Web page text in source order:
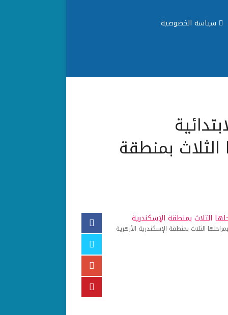
سياسة الخصوصية
الثلاث بمنطقة
الثلاث بمنطقة الإسكندرية الأزهرية